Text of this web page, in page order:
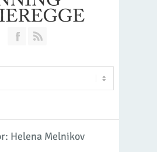
Join our Facebook Group
Helena Melnikov